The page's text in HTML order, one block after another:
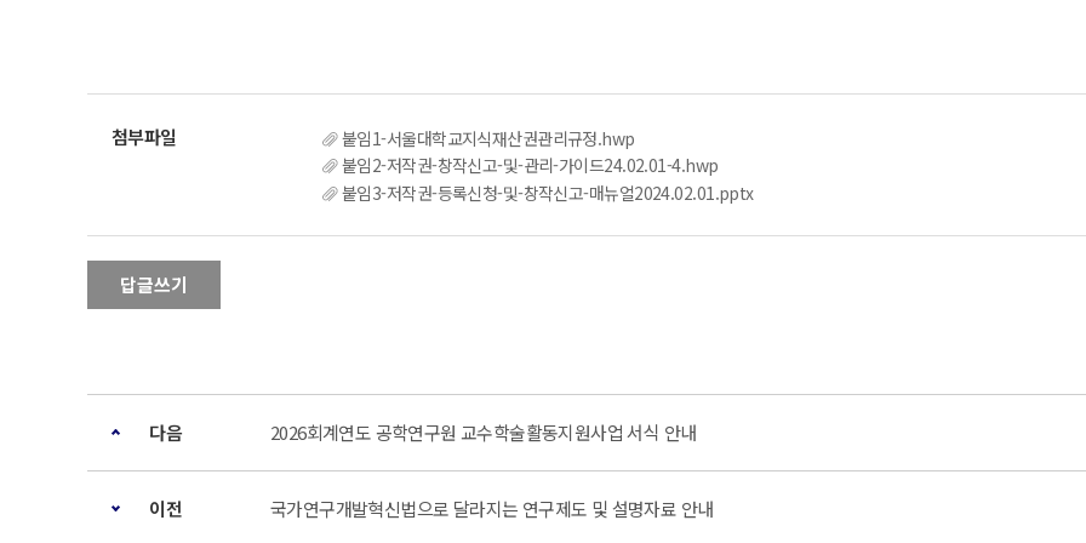
붙임1-서울대학교지식재산권관리규정.hwp
붙임2-저작권-창작신고-및-관리-가이드24.02.01-4.hwp
붙임3-저작권-등록신청-및-창작신고-매뉴얼2024.02.01.pptx
답글쓰기
다음 2026회계연도 공학연구원 교수학술활동지원사업 서식 안내
이전 국가연구개발혁신법으로 달라지는 연구제도 및 설명자료 안내